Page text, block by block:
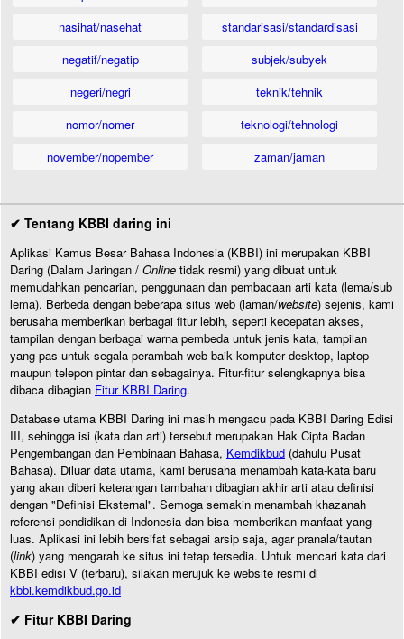
nasihat/nasehat
negatif/negatip
negeri/negri
nomor/nomer
november/nopember
standarisasi/standardisasi
subjek/subyek
teknik/tehnik
teknologi/tehnologi
zaman/jaman
✔ Tentang KBBI daring ini
Aplikasi Kamus Besar Bahasa Indonesia (KBBI) ini merupakan KBBI
Daring (Dalam Jaringan / Online tidak resmi) yang dibuat untuk
memudahkan pencarian, penggunaan dan pembacaan arti kata (lema/sub
lema). Berbeda dengan beberapa situs web (laman/website) sejenis, kami
berusaha memberikan berbagai fitur lebih, seperti kecepatan akses,
tampilan dengan berbagai warna pembeda untuk jenis kata, tampilan
yang pas untuk segala perambah web baik komputer desktop, laptop
maupun telepon pintar dan sebagainya. Fitur-fitur selengkapnya bisa
dibaca dibagian Fitur KBBI Daring.
Database utama KBBI Daring ini masih mengacu pada KBBI Daring Edisi
III, sehingga isi (kata dan arti) tersebut merupakan Hak Cipta Badan
Pengembangan dan Pembinaan Bahasa, Kemdikbud (dahulu Pusat
Bahasa). Diluar data utama, kami berusaha menambah kata-kata baru
yang akan diberi keterangan tambahan dibagian akhir arti atau definisi
dengan "Definisi Eksternal". Semoga semakin menambah khazanah
referensi pendidikan di Indonesia dan bisa memberikan manfaat yang
luas. Aplikasi ini lebih bersifat sebagai arsip saja, agar pranala/tautan
(link) yang mengarah ke situs ini tetap tersedia. Untuk mencari kata dari
KBBI edisi V (terbaru), silakan merujuk ke website resmi di
kbbi.kemdikbud.go.id
✔ Fitur KBBI Daring